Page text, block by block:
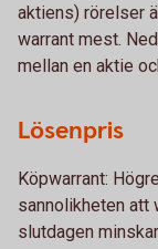
aktiens) rörelser
warrant mest.
mellan en aktie
Lösenpris
Köpwarrant:
sannolikheten att
slutdagen